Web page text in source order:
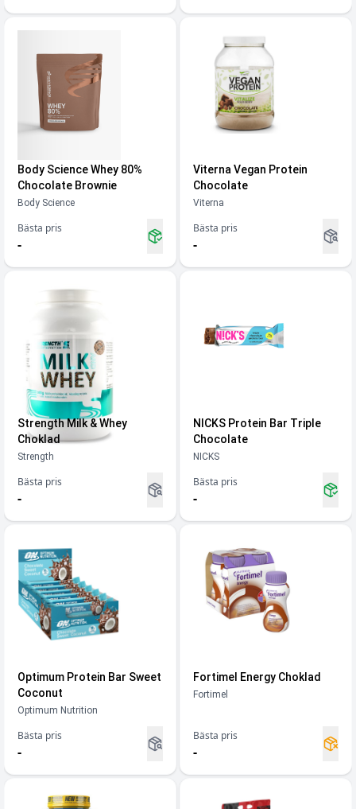
Body Science Whey 80%
Chocolate Brownie
Body Science
Bästa pris
-
Viterna Vegan Protein
Chocolate
Viterna
Bästa pris
-
Strength Milk & Whey
Choklad
Strength
Bästa pris
-
NICKS Protein Bar Triple
Chocolate
NICKS
Bästa pris
-
Optimum Protein Bar Sweet
Coconut
Optimum Nutrition
Bästa pris
-
Fortimel Energy Choklad
Fortimel
Bästa pris
-